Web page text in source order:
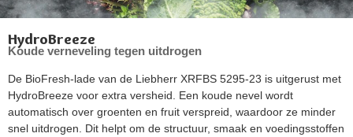
HydroBreeze
Koude verneveling tegen uitdrogen
De BioFresh-lade van de Liebherr XRFBS 5295-23 is uitgerust met
HydroBreeze voor extra versheid. Een koude nevel wordt
automatisch over groenten en fruit verspreid, waardoor ze minder
snel uitdrogen. Dit helpt om de structuur, smaak en voedingsstoffen